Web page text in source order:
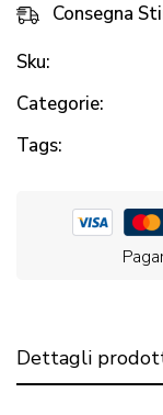
Consegna
Sku:
Categorie:
Tags:
Dettagli